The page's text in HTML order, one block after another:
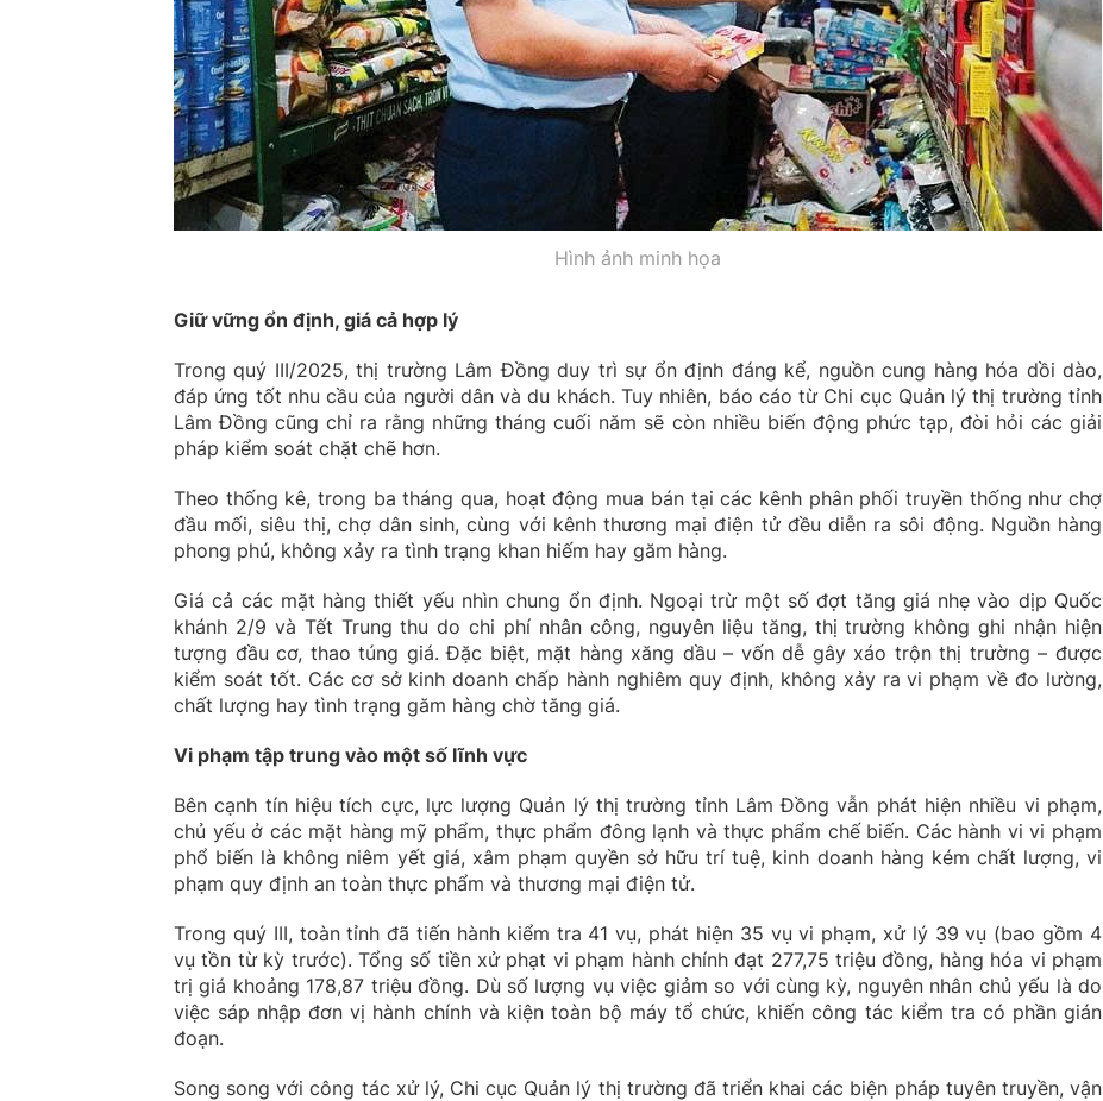
Hình ảnh minh họa
Giữ vững ổn định, giá cả hợp lý
Trong quý III/2025, thị trường Lâm Đồng duy trì sự ổn định đáng kể, nguồn cung hàng hóa dồi dào,
đáp ứng tốt nhu cầu của người dân và du khách. Tuy nhiên, báo cáo từ Chi cục Quản lý thị trường tỉnh
Lâm Đồng cũng chỉ ra rằng những tháng cuối năm sẽ còn nhiều biến động phức tạp, đòi hỏi các giải
pháp kiểm soát chặt chẽ hơn.
Theo thống kê, trong ba tháng qua, hoạt động mua bán tại các kênh phân phối truyền thống như chợ
đầu mối, siêu thị, chợ dân sinh, cùng với kênh thương mại điện tử đều diễn ra sôi động. Nguồn hàng
phong phú, không xảy ra tình trạng khan hiếm hay găm hàng.
Giá cả các mặt hàng thiết yếu nhìn chung ổn định. Ngoại trừ một số đợt tăng giá nhẹ vào dịp Quốc
khánh 2/9 và Tết Trung thu do chi phí nhân công, nguyên liệu tăng, thị trường không ghi nhận hiện
tượng đầu cơ, thao túng giá. Đặc biệt, mặt hàng xăng dầu – vốn dễ gây xáo trộn thị trường – được
kiểm soát tốt. Các cơ sở kinh doanh chấp hành nghiêm quy định, không xảy ra vi phạm về đo lường,
chất lượng hay tình trạng găm hàng chờ tăng giá.
Vi phạm tập trung vào một số lĩnh vực
Bên cạnh tín hiệu tích cực, lực lượng Quản lý thị trường tỉnh Lâm Đồng vẫn phát hiện nhiều vi phạm,
chủ yếu ở các mặt hàng mỹ phẩm, thực phẩm đông lạnh và thực phẩm chế biến. Các hành vi vi phạm
phổ biến là không niêm yết giá, xâm phạm quyền sở hữu trí tuệ, kinh doanh hàng kém chất lượng, vi
phạm quy định an toàn thực phẩm và thương mại điện tử.
Trong quý III, toàn tỉnh đã tiến hành kiểm tra 41 vụ, phát hiện 35 vụ vi phạm, xử lý 39 vụ (bao gồm 4
vụ tồn từ kỳ trước). Tổng số tiền xử phạt vi phạm hành chính đạt 277,75 triệu đồng, hàng hóa vi phạm
trị giá khoảng 178,87 triệu đồng. Dù số lượng vụ việc giảm so với cùng kỳ, nguyên nhân chủ yếu là do
việc sáp nhập đơn vị hành chính và kiện toàn bộ máy tổ chức, khiến công tác kiểm tra có phần gián
đoạn.
Song song với công tác xử lý, Chi cục Quản lý thị trường đã triển khai các biện pháp tuyên truyền, vận